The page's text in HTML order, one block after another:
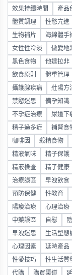
效果持續時間 產品
體質調理 性慾亢進
生物補片 海綿體手
女性性冷淡 做愛地
黑色食物 他達拉非
飲食原則 體重管理
攝護腺疾病 壯陽方
禁慾迷思 備孕知識
不孕症治療 尿道下
精子過多症 補腎食
咖啡因 殺精食物
精液氣味 精子保護
精液檢查 精子健康
治療誤區 早洩飲食
預防保健 性教育
陽痿治療 心理治療
中藥誤區 自慰
早洩迷思 生活型態
心理因素 延時產品
性愛技巧 性生活質
代購 購買渠道